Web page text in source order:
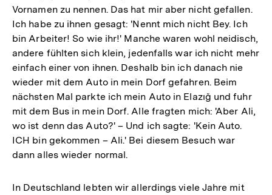
Vornamen zu nennen. Das hat mir aber nicht gefallen.
Ich habe zu ihnen gesagt: 'Nennt mich nicht Bey. Ich
bin Arbeiter! So wie ihr!' Manche waren wohl neidisch,
andere fühlten sich klein, jedenfalls war ich nicht mehr
einfach einer von ihnen. Deshalb bin ich danach nie
wieder mit dem Auto in mein Dorf gefahren. Beim
nächsten Mal parkte ich mein Auto in Elazığ und fuhr
mit dem Bus in mein Dorf. Alle fragten mich: 'Aber Ali,
wo ist denn das Auto?' – Und ich sagte: 'Kein Auto.
ICH bin gekommen – Ali.' Bei diesem Besuch war
dann alles wieder normal.
In Deutschland lebten wir allerdings viele Jahre mit